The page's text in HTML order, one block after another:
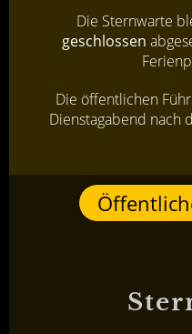
Die Sternwarte
geschlossen
Die öffentlichen
Dienstagabend nach